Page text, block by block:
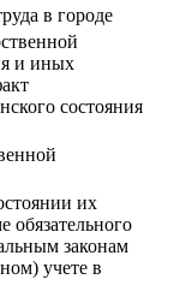
в городе
и иных
состояния
их
обязательного
законам
учете в